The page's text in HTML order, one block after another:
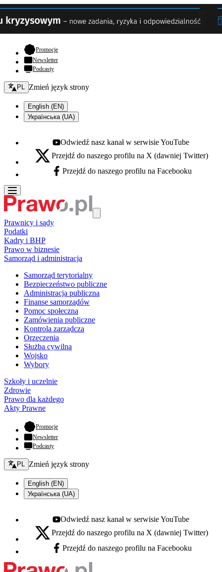
Promocje- otwiera się w nowej karcie
Newsletter
Podcasty
Zmień język - bieżący:
PL Zmień język strony
English (EN)
Українська (UA)
Youtube - otwiera się w nowej karcie
Odwiedź nasz kanał w serwisie YouTube
X - otwiera się w nowej karcie
Przejdź do naszego profilu na X (dawniej Twitter)
Facebook - otwiera się w nowej karcie
Przejdź do naszego profilu na Facebooku
Prawnicy i sądy
Podatki
Kadry i BHP
Prawo w biznesie
Samorząd i administracja
Samorząd terytorialny
Bezpieczeństwo publiczne
Administracja publiczna
Finanse samorządów
Pomoc społeczna
Zamówienia publiczne
Kontrola zarządcza
Orzeczenia
Służba cywilna
Wojsko
Wybory
Szkoły i uczelnie
Zdrowie
Prawo dla każdego
Akty Prawne
Promocje- otwiera się w nowej karcie
Newsletter
Podcasty
Zmień język - bieżący:
PL Zmień język strony
English (EN)
Українська (UA)
Youtube - otwiera się w nowej karcie
Odwiedź nasz kanał w serwisie YouTube
X - otwiera się w nowej karcie
Przejdź do naszego profilu na X (dawniej Twitter)
Facebook - otwiera się w nowej karcie
Przejdź do naszego profilu na Facebooku